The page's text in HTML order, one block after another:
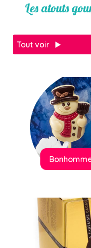
Les atouts
Tout voir